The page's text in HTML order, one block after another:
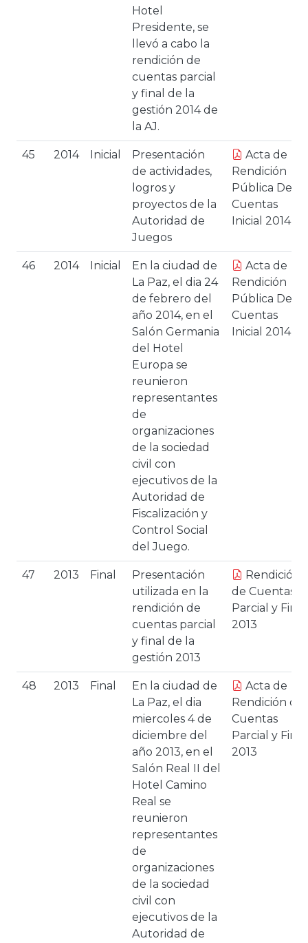
Hotel
Presidente, se
llevó a cabo la
rendición de
cuentas parcial
y final de la
gestión 2014 de
la AJ.
45 2014 Inicial
Presentación
de actividades,
logros y
proyectos de la
Autoridad de
Juegos
Acta de
Rendición
Pública De
Cuentas
Inicial 2014
46 2014 Inicial
En la ciudad de
La Paz, el dia 24
de febrero del
año 2014, en el
Salón Germania
del Hotel
Europa se
reunieron
representantes
de
organizaciones
de la sociedad
civil con
ejecutivos de la
Autoridad de
Fiscalización y
Control Social
del Juego.
Acta de
Rendición
Pública De
Cuentas
Inicial 2014
47 2013 Final
Presentación
utilizada en la
rendición de
cuentas parcial
y final de la
gestión 2013
Rendición
de Cuentas
Parcial y Final
2013
48 2013 Final
En la ciudad de
La Paz, el dia
miercoles 4 de
diciembre del
año 2013, en el
Salón Real II del
Hotel Camino
Real se
reunieron
representantes
de
organizaciones
de la sociedad
civil con
ejecutivos de la
Autoridad de
Acta de
Rendición de
Cuentas
Parcial y Final
2013